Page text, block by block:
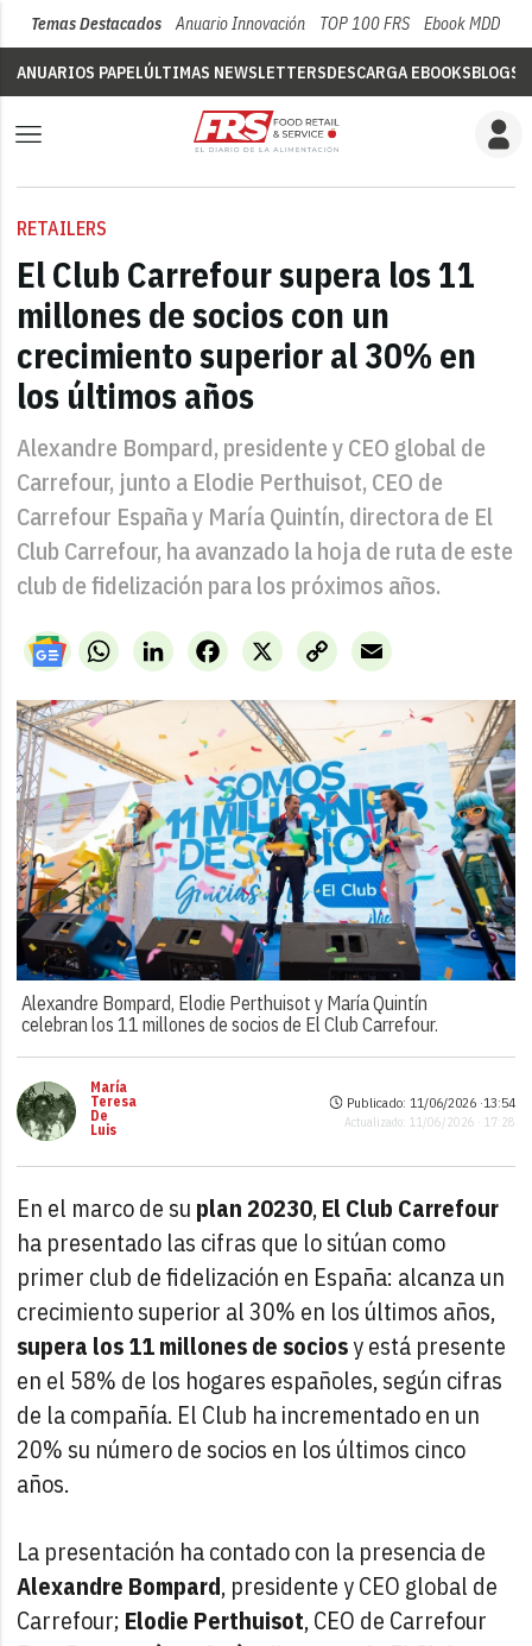
Temas Destacados Anuario Innovación TOP 100 FRS Ebook MDD
ANUARIOS PAPELÚLTIMAS NEWSLETTERSDESCARGA EBOOKSBLOGS
RETAILERS
El Club Carrefour supera los 11
millones de socios con un
crecimiento superior al 30% en
los últimos años
Alexandre Bompard, presidente y CEO global de
Carrefour, junto a Elodie Perthuisot, CEO de
Carrefour España y María Quintín, directora de El
Club Carrefour, ha avanzado la hoja de ruta de este
club de fidelización para los próximos años.
WhatsAppLinkedIn X
Facebook
Copy
Link
Email
Alexandre Bompard, Elodie Perthuisot y María Quintín
celebran los 11 millones de socios de El Club Carrefour.
María
Teresa
De
Luis
Publicado: 11/06/2026 ·13:54
Actualizado: 11/06/2026 · 17:28
En el marco de su plan 20230,El Club Carrefour
ha presentado las cifras que lo sitúan como
primer club de fidelización en España: alcanza un
crecimiento superior al 30% en los últimos años,
supera los 11 millones de sociosy está presente
en el 58% de los hogares españoles, según cifras
de la compañía. El Club ha incrementado en un
20% su número de socios en los últimos cinco
años.
La presentación ha contado con la presencia de
Alexandre Bompard, presidente y CEO global de
Carrefour; Elodie Perthuisot, CEO de Carrefour